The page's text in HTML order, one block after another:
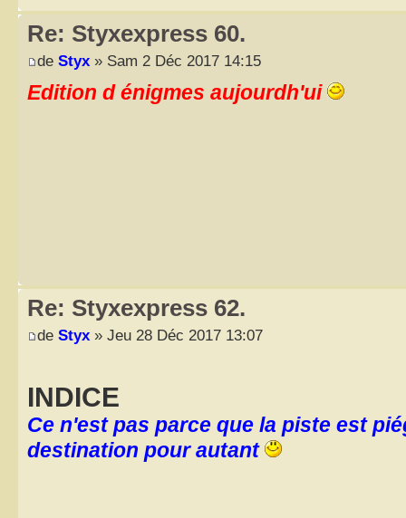
Re: Styxexpress 60.
de Styx » Sam 2 Déc 2017 14:15
Edition d énigmes aujourdh'ui
Re: Styxexpress 62.
de Styx » Jeu 28 Déc 2017 13:07
INDICE
Ce n'est pas parce que la piste est
destination pour autant